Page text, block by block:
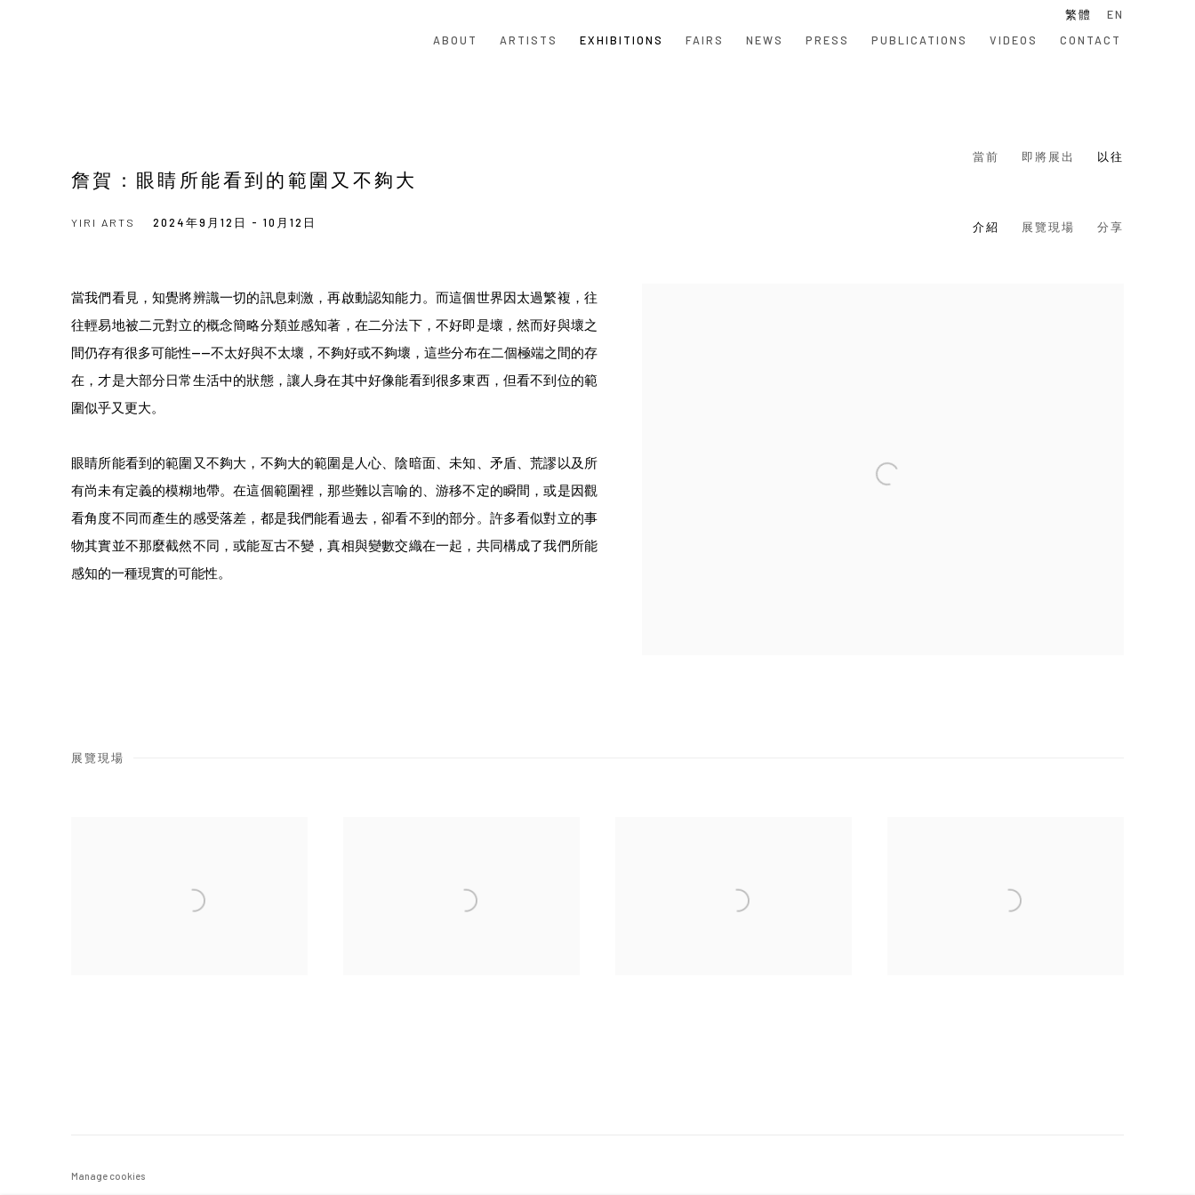
ABOUT ARTISTS EXHIBITIONS FAIRS NEWS PRESS PUBLICATIONS VIDEOS CONTACT
繁體 EN
當前 即將展出 以往
詹賀：眼睛所能看到的範圍又不夠大
2024年9月12日 - 10月12日
YIRI ARTS 介紹 展覽現場 分享
當我們看見，知覺將辨識一切的訊息刺激，再啟動認知能力。而這個世界因太過繁複，往
往輕易地被二元對立的概念簡略分類並感知著，在二分法下，不好即是壞，然而好與壞之
間仍存有很多可能性——不太好與不太壞，不夠好或不夠壞，這些分布在二個極端之間的存
在，才是大部分日常生活中的狀態，讓人身在其中好像能看到很多東西，但看不到位的範
圍似乎又更大。
眼睛所能看到的範圍又不夠大，不夠大的範圍是人心、陰暗面、未知、矛盾、荒謬以及所
有尚未有定義的模糊地帶。在這個範圍裡，那些難以言喻的、游移不定的瞬間，或是因觀
看角度不同而產生的感受落差，都是我們能看過去，卻看不到的部分。許多看似對立的事
物其實並不那麼截然不同，或能亙古不變，真相與變數交織在一起，共同構成了我們所能
感知的一種現實的可能性。
展覽現場
Manage cookies